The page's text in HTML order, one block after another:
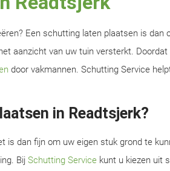
Een schutting laten plaatsen is
aanzicht van uw tuin versterkt.
door vakmannen. Schutting Service
in Readtsjerk?
is dan fijn om uw eigen stuk grond te
Bij Schutting Service kunt u kiezen uit